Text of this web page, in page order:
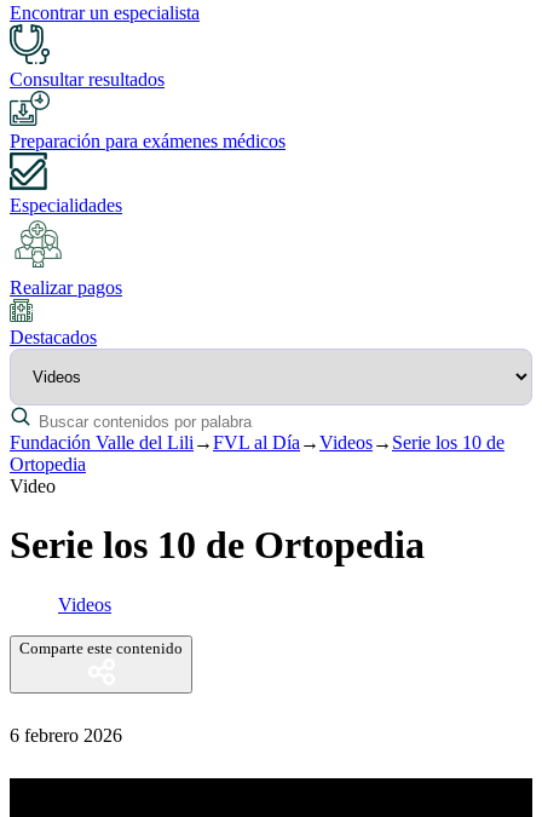
Encontrar un especialista
Consultar resultados
Preparación para exámenes médicos
Especialidades
Realizar pagos
Destacados
Fundación Valle del Lili →FVL al Día →Videos→ Serie los 10 de
Ortopedia
Video
Serie los 10 de Ortopedia
Videos
Comparte este contenido
6 febrero 2026